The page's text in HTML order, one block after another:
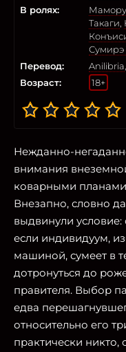
В ролях:
Такаги
Сумирэ
Перевод:
Anilibria
Возраст:
18+
Нежданно-
внимания
коварными
Внезапно, словно
выдвинули условие:
если индивидуум,
машиной, сумеет в
дотронуться до
правителя. Выбор
едва
относительно его
практически